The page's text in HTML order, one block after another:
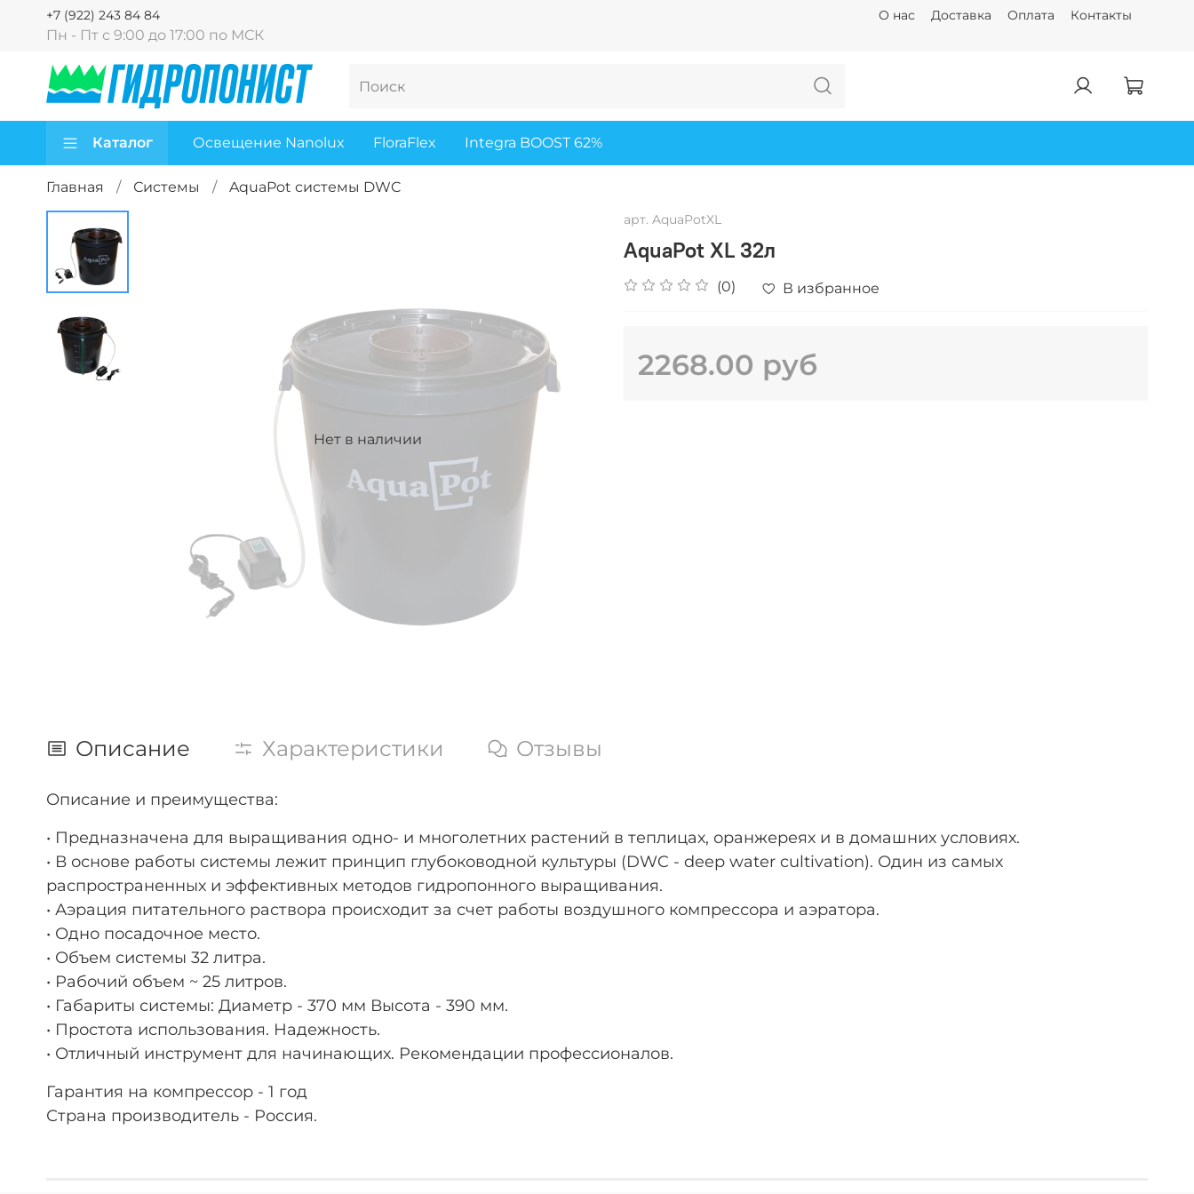
О нас Доставка Оплата Контакты
Пн - Пт с 9:00 до 17:00 по МСК
+7 (922) 243 84 84
Каталог Освещение Nanolux FloraFlex Integra BOOST 62%
Главная Системы AquaPot системы DWC
Нет в наличии
арт. AquaPotXL
AquaPot XL 32л
(0) В избранное
2268.00 руб
Описание Характеристики Отзывы
Описание и преимущества:
• Предназначена для выращивания одно- и многолетних растений в теплицах, оранжереях и в домашних условиях.
• В основе работы системы лежит принцип глубоководной культуры (DWC - deep water cultivation). Один из самых
распространенных и эффективных методов гидропонного выращивания.
• Аэрация питательного раствора происходит за счет работы воздушного компрессора и аэратора.
• Одно посадочное место.
• Объем системы 32 литра.
• Рабочий объем ~ 25 литров.
• Габариты системы: Диаметр - 370 мм Высота - 390 мм.
• Простота использования. Надежность.
• Отличный инструмент для начинающих. Рекомендации профессионалов.
Гарантия на компрессор - 1 год
Страна производитель - Россия.